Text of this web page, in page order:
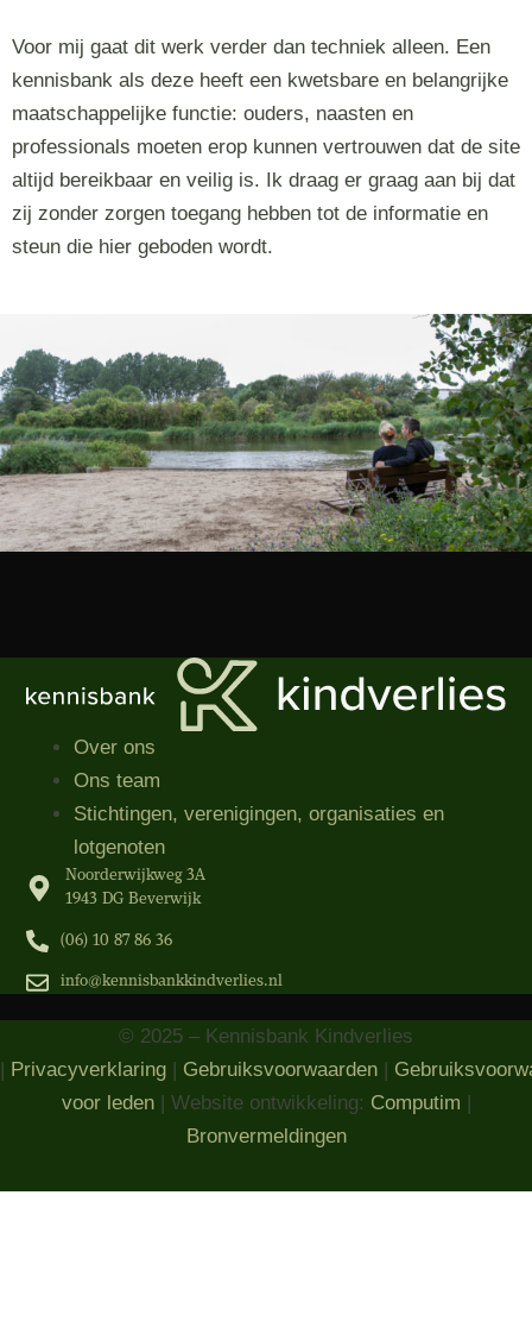
Voor mij gaat dit werk verder dan techniek alleen. Een
kennisbank als deze heeft een kwetsbare en belangrijke
maatschappelijke functie: ouders, naasten en
professionals moeten erop kunnen vertrouwen dat de site
altijd bereikbaar en veilig is. Ik draag er graag aan bij dat
zij zonder zorgen toegang hebben tot de informatie en
steun die hier geboden wordt.
Over ons
Ons team
Stichtingen, verenigingen, organisaties​ en
lotgenoten
Noorderwijkweg 3A
1943 DG Beverwijk
(06) 10 87 86 36‬
info@kennisbankkindverlies.nl
© 2025 – Kennisbank Kindverlies
Privacyverklaring Gebruiksvoorwaarden
voor leden| Website ontwikkeling: Computim
Bronvermeldingen